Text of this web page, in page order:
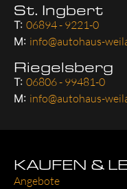
St. Ingbert
T: 06894 - 9221-0
M: info@autohaus-
Riegelsberg
T: 06806 - 99481-0
M: info@autohaus-
KAUFEN &
Ange­bo­te